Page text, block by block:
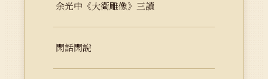
余光中《大衛雕像》三讀
閑話閑說